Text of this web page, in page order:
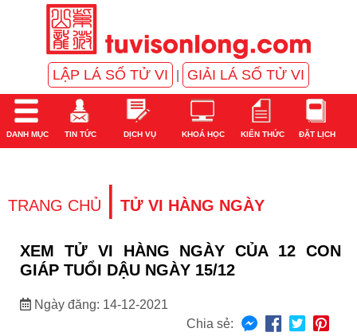
LẬP LÁ SỐ TỬ VI GIẢI LÁ SỐ TỬ VI
DANH MỤC TIN TỨC DỊCH VỤ KHOÁ HỌC KIẾN THỨC ĐẶT LỊCH
TRANG CHỦ | TỬ VI HÀNG NGÀY
XEM TỬ VI HÀNG NGÀY CỦA 12 CON
GIÁP TUỔI DẬU NGÀY 15/12
Ngày đăng: 14-12-2021
Chia sẻ: